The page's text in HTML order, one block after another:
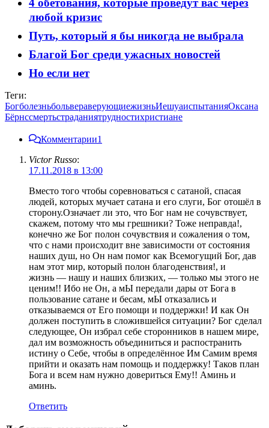
4 обетования, которые проведут вас через
любой кризис
Путь, который я бы никогда не выбрала
Благой Бог среди ужасных новостей
Но если нет
Теги:
БогболезньбольвераверующиежизньИешуаиспытанияОксана
Бёрнссмертьстраданиятрудностихристиане
Комментарии1
Victor Russo:
17.11.2018 в 13:00
Вместо того чтобы соревноваться с сатаной, спасая
людей, которых мучает сатана и его слуги, Бог отошёл в
сторону.Означает ли это, что Бог нам не сочувствует,
скажем, потому что мы грешники? Тоже неправда!,
конечно же Бог полон сочувствия и сожаления о том,
что с нами происходит вне зависимости от состояния
наших душ, но Он нам помог как Всемогущий Бог, дав
нам этот мир, который полон благоденствия!, и
жизнь — нашу и наших близких, — только мы этого не
ценим!! Ибо не Он, а мЫ передали дары от Бога в
пользование сатане и бесам, мЫ отказались и
отказываемся от Его помощи и поддержки! И как Он
должен поступить в сложившейся ситуации? Бог сделал
следующее, Он избрал себе сторонников в нашем мире,
дал им возможность объединиться и распостранить
истину о Себе, чтобы в определённое Им Самим время
прийти и оказать нам помощь и поддержку! Таков план
Бога и всем нам нужно довериться Ему!! Аминь и
аминь.
Ответить